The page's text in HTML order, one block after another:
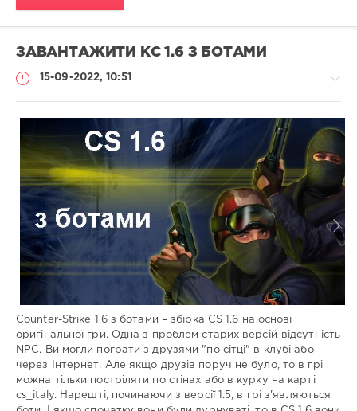
ЗАВАНТАЖИТИ КС 1.6 З БОТАМИ
15-09-2022, 10:51
Збірки
гри
Administrator
1
369
0
Counter-Strike 1.6 з ботами – збірка CS 1.6 на основі
оригінальної гри. Одна з проблем старих версій-відсутність
NPC. Ви могли пограти з друзями "по сітці" в клубі або
через Інтернет. Але якщо друзів поруч не було, то в грі
можна тільки постріляти по стінах або в курку на карті
cs_italy. Нарешті, починаючи з версії 1.5, в грі з'являються